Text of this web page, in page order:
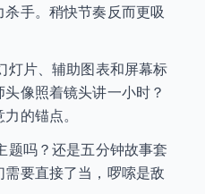
手。稍快节奏反而更吸
灯片、辅助图表和屏幕标
像照着镜头讲一小时？
的锚点。
题吗？还是五分钟故事套
要直接了当，啰嗦是敌